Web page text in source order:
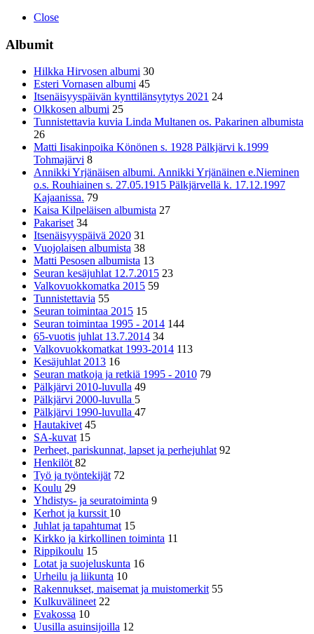
Close
Albumit
Hilkka Hirvosen albumi 30
Esteri Vornasen albumi 45
Itsenäisyyspäivän kynttilänsytytys 2021 24
Olkkosen albumi 25
Tunnistettavia kuvia Linda Multanen os. Pakarinen albumista
26
Matti Iisakinpoika Könönen s. 1928 Pälkjärvi k.1999
Tohmajärvi 8
Annikki Yrjänäisen albumi. Annikki Yrjänäinen e.Nieminen
o.s. Rouhiainen s. 27.05.1915 Pälkjärvellä k. 17.12.1997
Kajaanissa. 79
Kaisa Kilpeläisen albumista 27
Pakariset 34
Itsenäisyyspäivä 2020 31
Vuojolaisen albumista 38
Matti Pesosen albumista 13
Seuran kesäjuhlat 12.7.2015 23
Valkovuokkomatka 2015 59
Tunnistettavia 55
Seuran toimintaa 2015 15
Seuran toimintaa 1995 - 2014 144
65-vuotis juhlat 13.7.2014 34
Valkovuokkomatkat 1993-2014 113
Kesäjuhlat 2013 16
Seuran matkoja ja retkiä 1995 - 2010 79
Pälkjärvi 2010-luvulla 49
Pälkjärvi 2000-luvulla 5
Pälkjärvi 1990-luvulla 47
Hautakivet 45
SA-kuvat 15
Perheet, pariskunnat, lapset ja perhejuhlat 92
Henkilöt82
Työ ja työntekijät 72
Koulu 29
Yhdistys- ja seuratoiminta 9
Kerhot ja kurssit 10
Juhlat ja tapahtumat 15
Kirkko ja kirkollinen toiminta 11
Rippikoulu 15
Lotat ja suojeluskunta 16
Urheilu ja liikunta 10
Rakennukset, maisemat ja muistomerkit 55
Kulkuvälineet 22
Evakossa 10
Uusilla asuinsijoilla 12